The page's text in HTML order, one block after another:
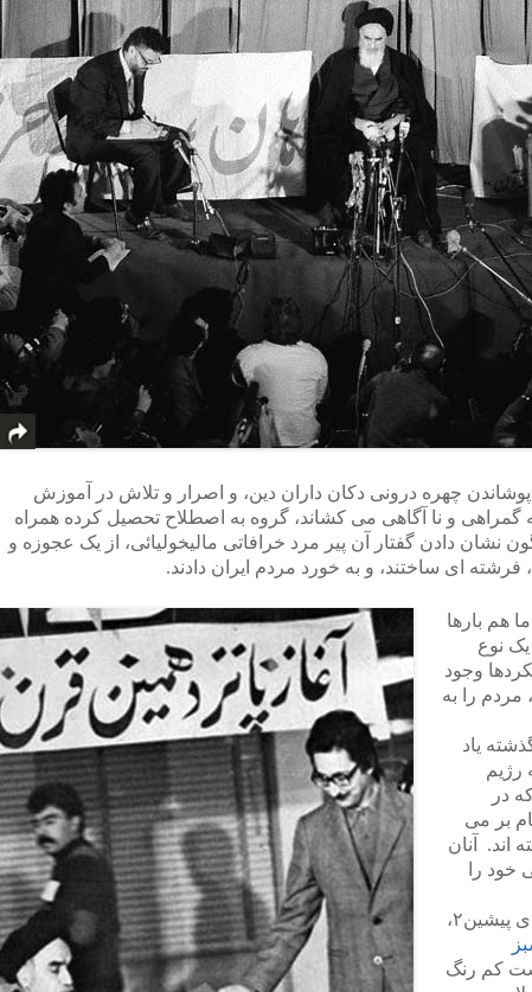
با پوشاندن چهره درونی دکان داران دین، و اصرار و تلاش در آموزش
گمراهی و نا آگاهی می کشاند، گروه به اصطلاح تحصیل کرده همراه
نشان دادن گفتار آن پیر مرد خرافاتی مالیخولیائی، از یک عجوزه و
ای ساختند، و به خورد مردم ایران دادند.
هم بارها
نوع
وجود
دارد که همانند انقلاب سال ۵۷، مردم را به
یاد
رژیم
در
بر می
اند. آنان
خود را
به عنوان نمونه، ما در مقاله های پیشین۲،
کم رنگ